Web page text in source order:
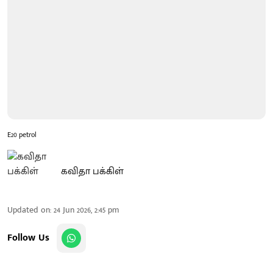
E20 petrol
கவிதா பக்கிள்
Updated on:24 Jun 2026, 2:45 pm
Follow Us